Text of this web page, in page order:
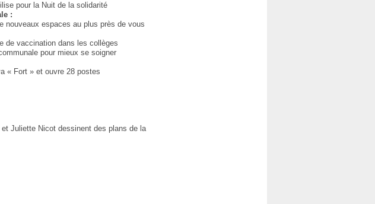
pour la Nuit de la solidarité
:
nouveaux espaces au plus près de vous
de vaccination dans les collèges
pour mieux se soigner
« Fort » et ouvre 28 postes
Juliette Nicot dessinent des plans de la